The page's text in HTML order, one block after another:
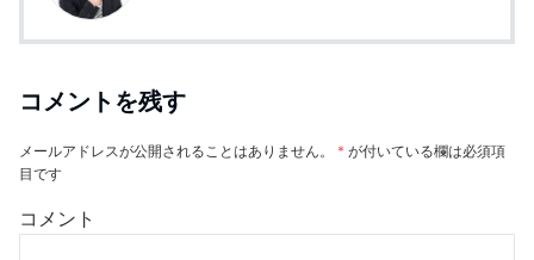
コメントを残す
メールアドレスが公開されることはありません。 * が付いている欄は必須項
目です
コメント